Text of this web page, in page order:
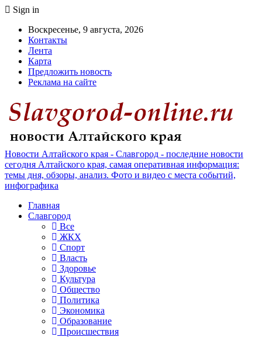
Sign in
Воскресенье, 9 августа, 2026
Контакты
Лента
Карта
Предложить новость
Реклама на сайте
Новости Алтайского края - Славгород - последние новости
сегодня Алтайского края, самая оперативная информация:
темы дня, обзоры, анализ. Фото и видео с места событий,
инфографика
Главная
Славгород
Все
ЖКХ
Спорт
Власть
Здоровье
Культура
Общество
Политика
Экономика
Образование
Происшествия